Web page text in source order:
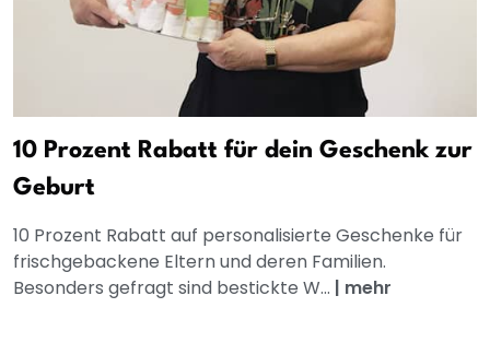
10 Prozent Rabatt für dein Geschenk zur
Geburt
10 Prozent Rabatt auf personalisierte Geschenke für
frischgebackene Eltern und deren Familien.
Besonders gefragt sind bestickte W... | mehr